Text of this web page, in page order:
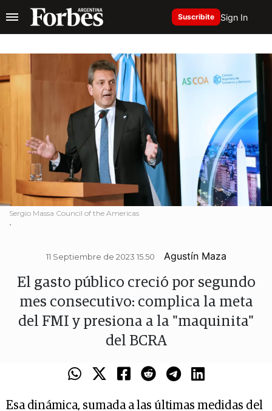
Suscribite Sign In
Sergio Massa Council of the Americas
.
11 Septiembre de 2023 15.50 Agustín Maza
El gasto público creció por segundo
mes consecutivo: complica la meta
del FMI y presiona a la "maquinita"
del BCRA
Esa dinámica, sumada a las últimas medidas del